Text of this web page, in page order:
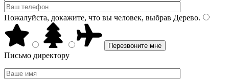
Пожалуйста, докажите, что вы человек, выбрав Дерево.
Письмо директору